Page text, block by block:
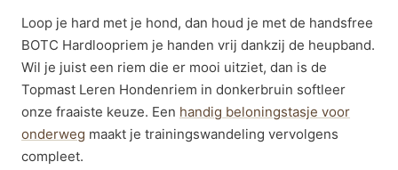
Loop je hard met je hond, dan houd je met de handsfree
BOTC Hardloopriem je handen vrij dankzij de heupband.
Wil je juist een riem die er mooi uitziet, dan is de
Topmast Leren Hondenriem in donkerbruin softleer
onze fraaiste keuze. Een handig beloningstasje voor
onderweg maakt je trainingswandeling vervolgens
compleet.